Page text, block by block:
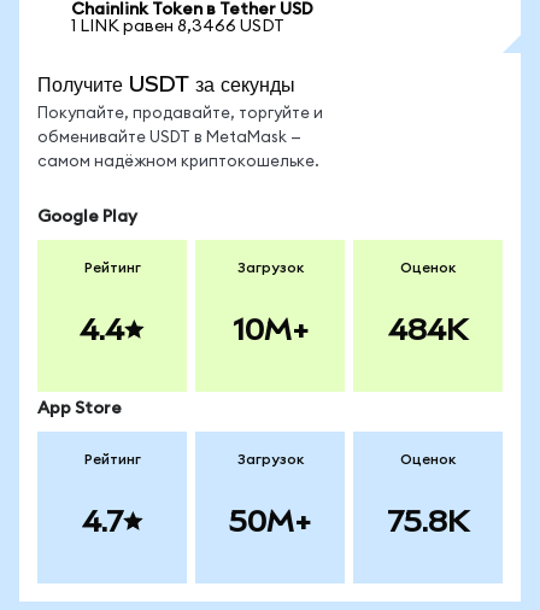
Chainlink Token в Tether USD
1 LINK равен 8,3466 USDT
Получите USDT за секунды
Покупайте, продавайте, торгуйте и
обменивайте USDT в MetaMask —
самом надёжном криптокошельке.
Google Play
Рейтинг
4.4
Загрузок
10M+
Оценок
484K
App Store
Рейтинг
4.7
Загрузок
50M+
Оценок
75.8K